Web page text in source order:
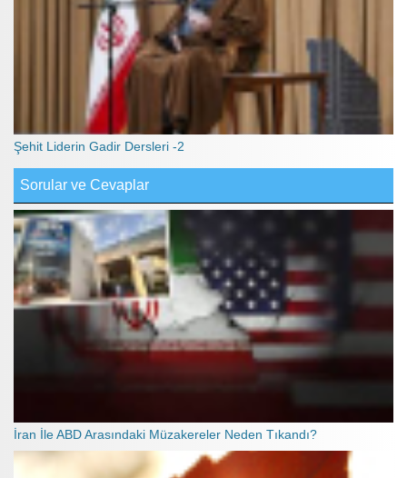
Şehit Liderin Gadir Dersleri -2
Sorular ve Cevaplar
İran İle ABD Arasındaki Müzakereler Neden Tıkandı?